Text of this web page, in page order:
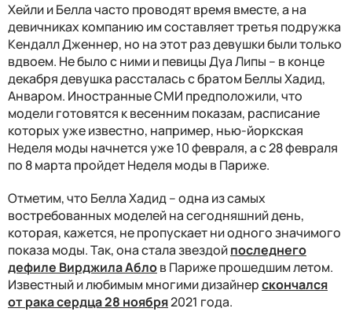
Хейли и Белла часто проводят время вместе, а на
девичниках компанию им составляет третья подружка
Кендалл Дженнер, но на этот раз девушки были только
вдвоем. Не было с ними и певицы Дуа Липы – в конце
декабря девушка рассталась с братом Беллы Хадид,
Анваром. Иностранные СМИ предположили, что
модели готовятся к весенним показам, расписание
которых уже известно, например, нью-йоркская
Неделя моды начнется уже 10 февраля, а с 28 февраля
по 8 марта пройдет Неделя моды в Париже.
Отметим, что Белла Хадид – одна из самых
востребованных моделей на сегодняшний день,
которая, кажется, не пропускает ни одного значимого
показа моды. Так, она стала звездойпоследнего
дефиле Вирджила Аблов Париже прошедшим летом.
Известный и любимым многими дизайнерскончался
от рака сердца 28 ноября2021 года.